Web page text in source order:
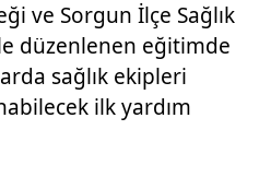
ve Sorgun İlçe Sağlık
düzenlenen eğitimde
sağlık ekipleri
ilk yardım